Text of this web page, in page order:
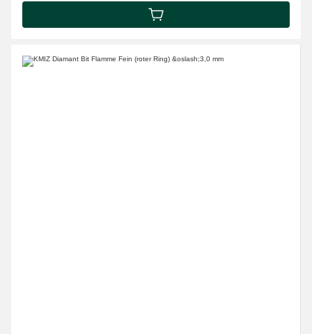
IN DEN WARENKORB